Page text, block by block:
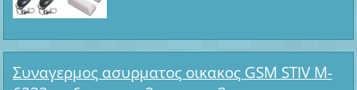
Συναγερμος ασυρματος οικακος GSM STIV M-